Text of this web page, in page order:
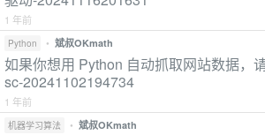
1 年前
Python • 斌叔OKmath
如果你想用 Python 自动抓取网站数据，
sc-20241102194734
1 年前
机器学习算法 • 斌叔OKmath